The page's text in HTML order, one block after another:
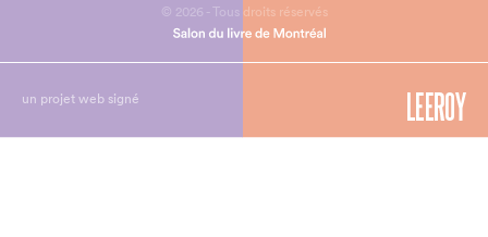
© 2026 - Tous droits réservés
un projet web signé